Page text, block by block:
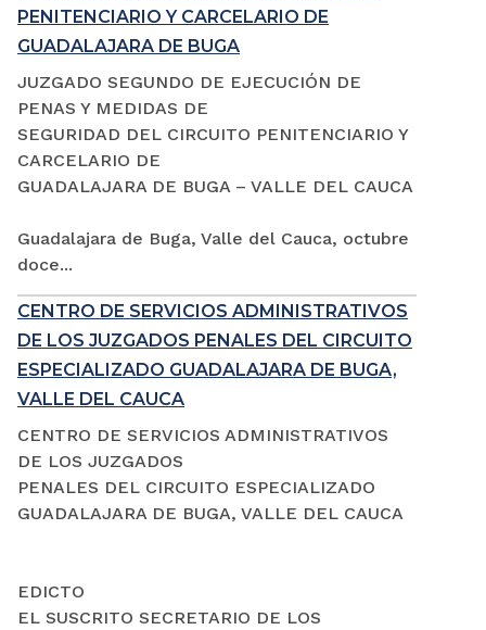
PENITENCIARIO Y CARCELARIO DE
GUADALAJARA DE BUGA
JUZGADO SEGUNDO DE EJECUCIÓN DE
PENAS Y MEDIDAS DE
SEGURIDAD DEL CIRCUITO PENITENCIARIO Y
CARCELARIO DE
GUADALAJARA DE BUGA – VALLE DEL CAUCA
Guadalajara de Buga, Valle del Cauca, octubre
doce...
CENTRO DE SERVICIOS ADMINISTRATIVOS
DE LOS JUZGADOS PENALES DEL CIRCUITO
ESPECIALIZADO GUADALAJARA DE BUGA,
VALLE DEL CAUCA
CENTRO DE SERVICIOS ADMINISTRATIVOS
DE LOS JUZGADOS
PENALES DEL CIRCUITO ESPECIALIZADO
GUADALAJARA DE BUGA, VALLE DEL CAUCA
EDICTO
EL SUSCRITO SECRETARIO DE LOS